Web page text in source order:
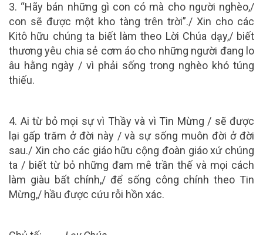
3. “Hãy bán những gì con có mà cho người nghèo,/
con sẽ được một kho tàng trên trời”./ Xin cho các
Kitô hữu chúng ta biết làm theo Lời Chúa dạy,/ biết
thương yêu chia sẻ cơm áo cho những người đang lo
âu hằng ngày / vì phải sống trong nghèo khó túng
thiếu.
4. Ai từ bỏ mọi sự vì Thầy và vì Tin Mừng / sẽ được
lại gấp trăm ở đời này / và sự sống muôn đời ở đời
sau./ Xin cho các giáo hữu cộng đoàn giáo xứ chúng
ta / biết từ bỏ những đam mê trần thế và mọi cách
làm giàu bất chính,/ để sống công chính theo Tin
Mừng,/ hầu được cứu rỗi hồn xác.